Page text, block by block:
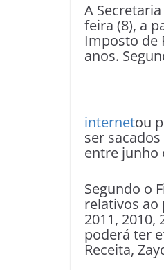
A
feira (8), a
Imposto de
anos.
internetou
ser
entre junho
Segundo o
relativos ao
2011,
poderá ter
Receita,